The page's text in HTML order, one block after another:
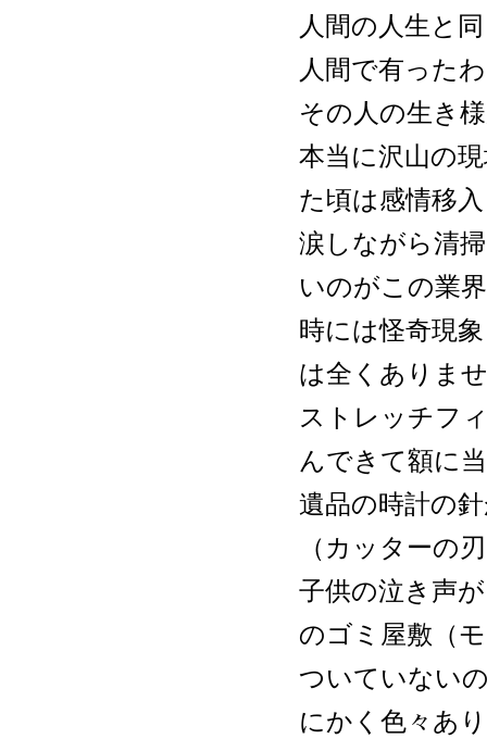
人間の人生と
人間で有った
その人の生き
本当に沢山の
た頃は感情移
涙しながら清
いのがこの業
時には怪奇現
は全くありま
ストレッチフ
んできて額に
遺品の時計の
（カッターの
子供の泣き声
のゴミ屋敷（
ついていない
にかく色々あ